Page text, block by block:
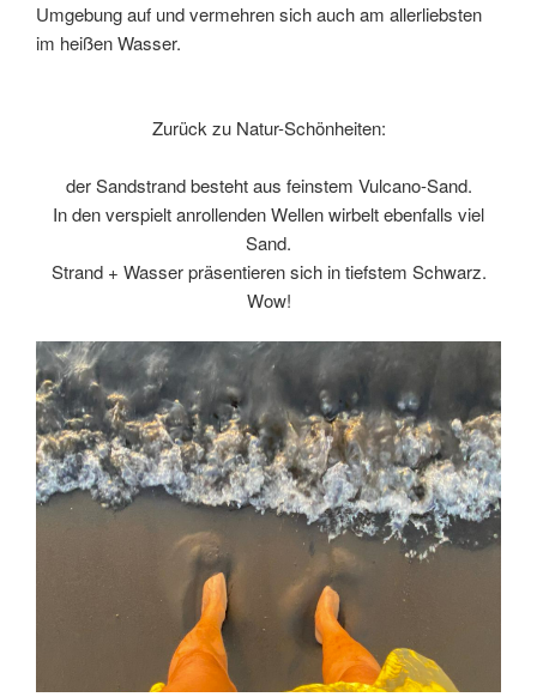
Umgebung auf und vermehren sich auch am allerliebsten
im heißen Wasser.
Zurück zu Natur-Schönheiten:
der Sandstrand besteht aus feinstem Vulcano-Sand.
In den verspielt anrollenden Wellen wirbelt ebenfalls viel
Sand.
Strand + Wasser präsentieren sich in tiefstem Schwarz.
Wow!